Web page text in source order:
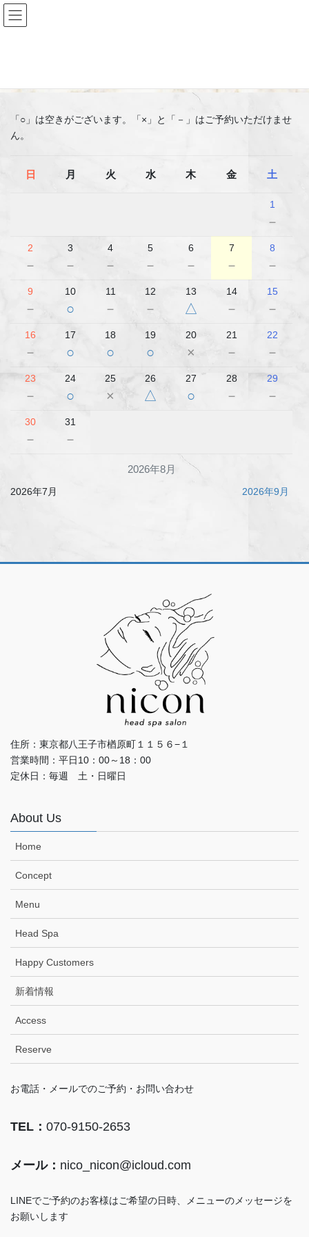
コ
ン
ナ
ビ
「○」は空きがございます。「×」と「－」はご予約いただけませ
ん。
2026年8月
日 月 火 水 木 金 土
1
－
2
－
3
－
4
－
5
－
6
－
7
－
8
－
9
－
10
○
11
－
12
－
13
△
14
－
15
－
16
－
17
○
18
○
19
○
20
×
21
－
22
－
23
－
24
○
25
×
26
△
27
○
28
－
29
－
30
－
31
－
2026年7月 2026年9月
住所：東京都八王子市楢原町１１５６−１
営業時間：平日10：00～18：00
定休日：毎週 土・日曜日
About Us
Home
Concept
Menu
Head Spa
Happy Customers
新着情報
Access
Reserve
お電話・メールでのご予約・お問い合わせ
TEL： 070-9150-2653
メール： nico_nicon@icloud.com
LINEでご予約のお客様はご希望の日時、メニューのメッセージを
お願いします